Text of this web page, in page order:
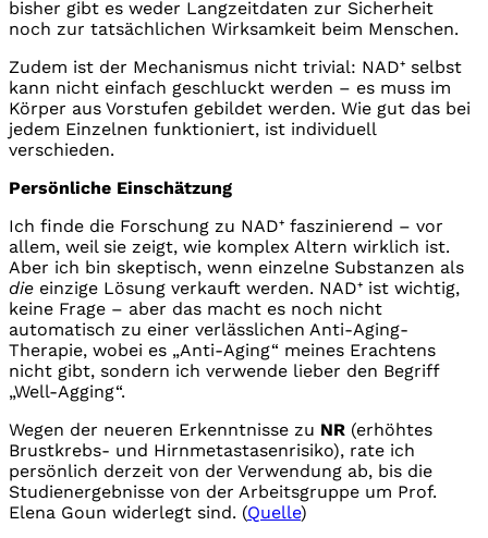
bisher gibt es weder Langzeitdaten zur Sicherheit
noch zur tatsächlichen Wirksamkeit beim Menschen.
Zudem ist der Mechanismus nicht trivial: NAD⁺ selbst
kann nicht einfach geschluckt werden – es muss im
Körper aus Vorstufen gebildet werden. Wie gut das bei
jedem Einzelnen funktioniert, ist individuell
verschieden.
Persönliche Einschätzung
Ich finde die Forschung zu NAD⁺ faszinierend – vor
allem, weil sie zeigt, wie komplex Altern wirklich ist.
Aber ich bin skeptisch, wenn einzelne Substanzen als
die einzige Lösung verkauft werden. NAD⁺ ist wichtig,
keine Frage – aber das macht es noch nicht
automatisch zu einer verlässlichen Anti-Aging-
Therapie, wobei es „Anti-Aging“ meines Erachtens
nicht gibt, sondern ich verwende lieber den Begriff
„Well-Agging“.
Wegen der neueren Erkenntnisse zu NR (erhöhtes
Brustkrebs- und Hirnmetastasenrisiko), rate ich
persönlich derzeit von der Verwendung ab, bis die
Studienergebnisse von der Arbeitsgruppe um Prof.
Elena Goun widerlegt sind. (Quelle)